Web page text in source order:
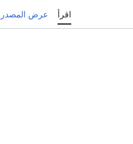
اقرأ عرض المصدر